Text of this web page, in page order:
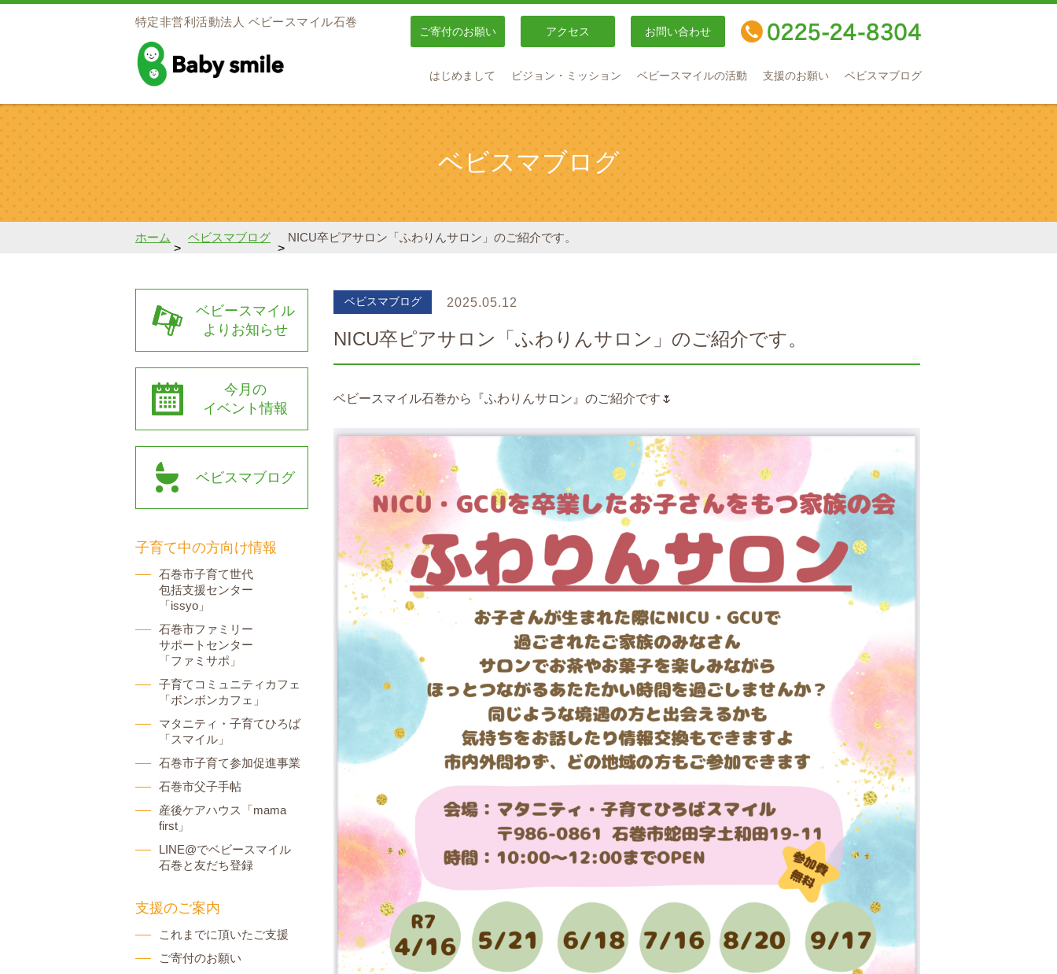
特定非営利活動法人 ベビースマイル石巻
ご寄付のお願い アクセス お問い合わせ
はじめまして ビジョン・ミッション ベビースマイルの活動 支援のお願い ベビスマブログ
ベビスマブログ
ホーム
>
ベビスマブログ
>
NICU卒ピアサロン「ふわりんサロン」のご紹介です。
ベビスマブログ 2025.05.12
NICU卒ピアサロン「ふわりんサロン」のご紹介です。
ベビースマイル石巻から『ふわりんサロン』のご紹介です🌷
ベビースマイル
よりお知らせ
今月の
イベント情報
ベビスマブログ
子育て中の方向け情報
石巻市子育て世代
包括支援センター
「issyo」
石巻市ファミリー
サポートセンター
「ファミサポ」
子育てコミュニティカフェ
「ボンボンカフェ」
マタニティ・子育てひろば
「スマイル」
石巻市子育て参加促進事業
石巻市父子手帖
産後ケアハウス「mama
first」
LINE@でベビースマイル
石巻と友だち登録
支援のご案内
これまでに頂いたご支援
ご寄付のお願い